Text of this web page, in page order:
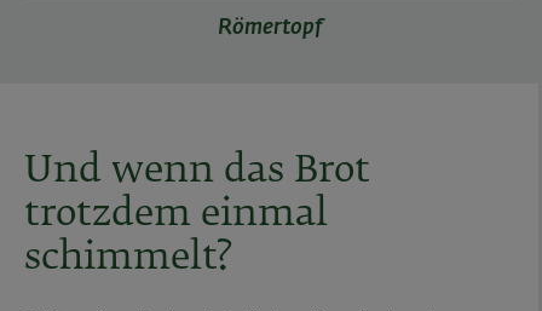
Römertopf
Und wenn das Brot
trotzdem einmal
schimmelt?